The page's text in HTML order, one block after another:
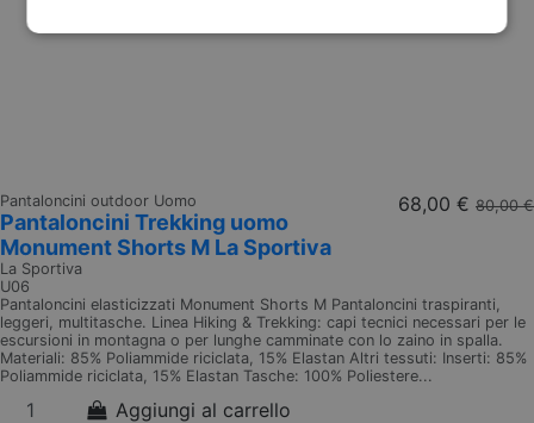
Pantaloncini outdoor Uomo
Pantaloncini Trekking uomo
Monument Shorts M La Sportiva
La Sportiva
U06
68,00 € 80,00 €
Pantaloncini elasticizzati Monument Shorts M Pantaloncini traspiranti,
leggeri, multitasche. Linea Hiking & Trekking: capi tecnici necessari per le
escursioni in montagna o per lunghe camminate con lo zaino in spalla.
Materiali: 85% Poliammide riciclata, 15% Elastan Altri tessuti: Inserti: 85%
Poliammide riciclata, 15% Elastan Tasche: 100% Poliestere...
Aggiungi al carrello